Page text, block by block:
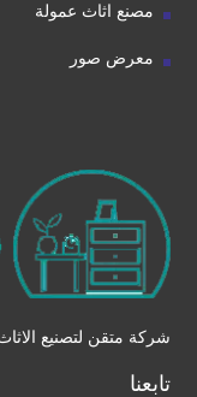
مصنع اثاث عمولة
معرض صور
شركة متقن لتصنيع
تابعنا